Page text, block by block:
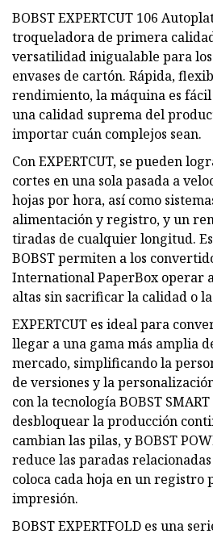
BOBST EXPERTCUT 106
troqueladora de primera
versatilidad inigualable para
envases de cartón. Rápida,
rendimiento, la máquina es
una calidad suprema del
importar cuán complejos sean.
Con EXPERTCUT, se pueden
cortes en una sola pasada a
hojas por hora, así como
alimentación y registro, y un
tiradas de cualquier longitud.
BOBST permiten a los
International PaperBox operar
altas sin sacrificar la calidad o
EXPERTCUT es ideal para
llegar a una gama más amplia
mercado, simplificando la
de versiones y la
con la tecnología BOBST SMART
desbloquear la producción
cambian las pilas, y BOBST
reduce las paradas
coloca cada hoja en un registro
impresión.
BOBST EXPERTFOLD es una